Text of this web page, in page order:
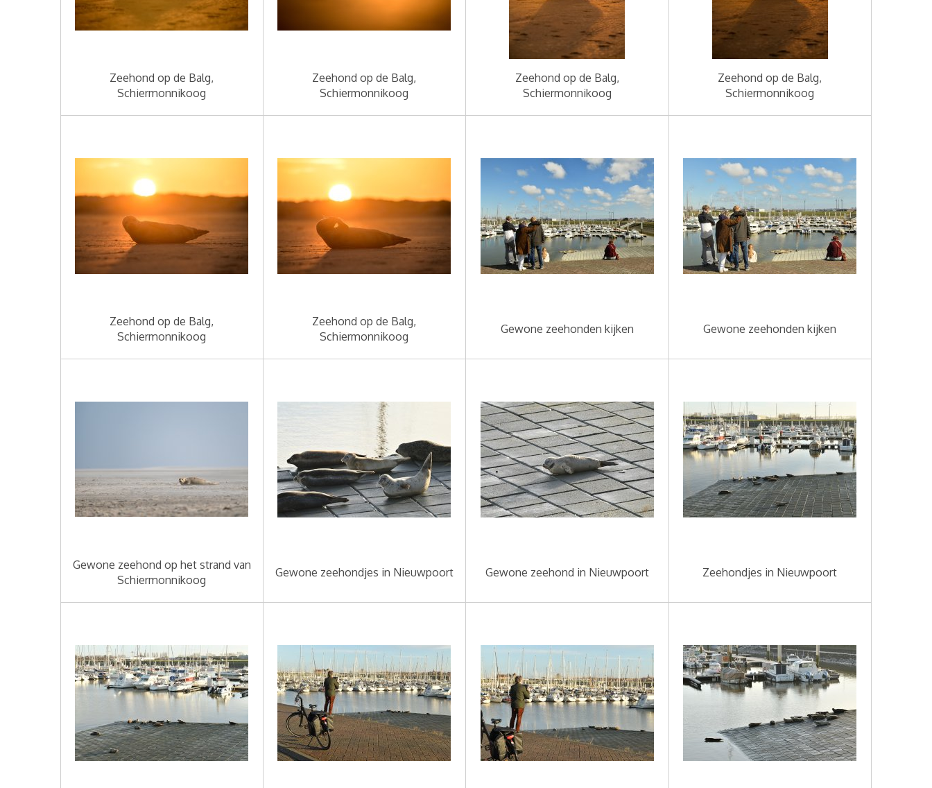
Zeehond op de Balg,
Schiermonnikoog
Zeehond op de Balg,
Schiermonnikoog
Zeehond op de Balg,
Schiermonnikoog
Zeehond op de Balg,
Schiermonnikoog
Zeehond op de Balg,
Schiermonnikoog
Zeehond op de Balg,
Schiermonnikoog
Gewone zeehonden kijken Gewone zeehonden kijken
Gewone zeehond op het strand van
Schiermonnikoog
Gewone zeehondjes in Nieuwpoort Gewone zeehond in Nieuwpoort Zeehondjes in Nieuwpoort